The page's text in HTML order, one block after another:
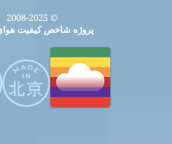
© 2008-2025
پروژه شاخص کیفیت